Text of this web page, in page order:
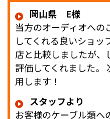
岡山県 E様
当方のオーディオへ
してくれる良いショッ
店と比較しましたが、
評価してくれました。
用します！
スタッフより
お客様のケーブル類へ